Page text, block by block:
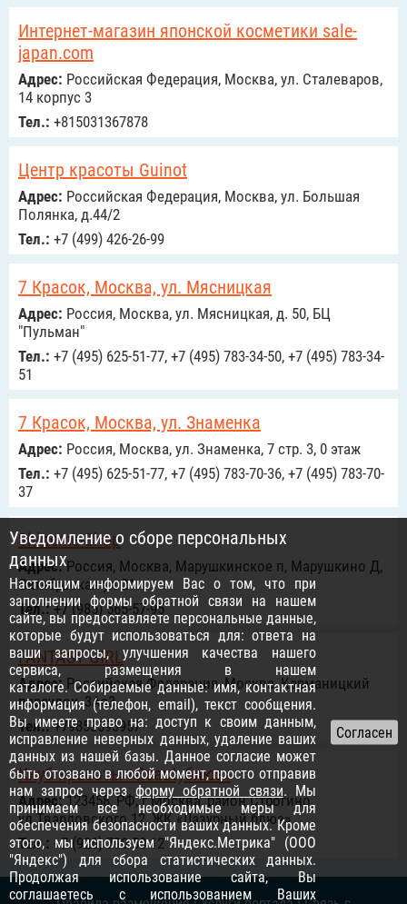
Интернет-магазин японской косметики sale-
japan.com
Адрес: Российcкая Федерация, Москва, ул. Сталеваров,
14 корпус 3
Тел.: +815031367878
Центр красоты Guinot
Адрес: Российcкая Федерация, Москва, ул. Большая
Полянка, д.44/2
Тел.: +7 (499) 426-26-99
7 Красок, Москва, ул. Мясницкая
Адрес: Россия, Москва, ул. Мясницкая, д. 50, БЦ
"Пульман"
Тел.: +7 (495) 625-51-77, +7 (495) 783-34-50, +7 (495) 783-34-
51
7 Красок, Москва, ул. Знаменка
Адрес: Россия, Москва, ул. Знаменка, 7 стр. 3, 0 этаж
Тел.: +7 (495) 625-51-77, +7 (495) 783-70-36, +7 (495) 783-70-
37
Shineme-Shop
Адрес:Россия, Москва, Марушкинское п, Марушкино Д,
Октябрьская ул 21
Тел.:+7 (985) 565-57-95
FANTASY GIRL
Адрес:Российcкая Федерация, Москва, Карманицкий
переулок, 3Ас3
Тел.:+79853593957
Клуб красоты «Beautyблюз»
Адрес:123458, РФ, г.Москва, район Строгино,
ул.Твардовского 12, ЖК «Лазурный блюз»
Тел.: +7 (926) 790 50-12
Уведомление о сборе персональных
данных
Настоящим информируем Вас о том, что при
заполнении формы обратной связи на нашем
сайте, вы предоставляете персональные данные,
которые будут использоваться для: ответа на
ваши запросы, улучшения качества нашего
сервиса, размещения в нашем
каталоге. Собираемые данные: имя, контактная
информация (телефон, email), текст сообщения.
Вы имеете право на: доступ к своим данным,
исправление неверных данных, удаление ваших
данных из нашей базы. Данное согласие может
быть отозвано в любой момент, просто отправив
нам запрос через форму обратной связи. Мы
принимаем все необходимые меры для
обеспечения безопасности ваших данных. Кроме
этого, мы используем "Яндекс.Метрика" (ООО
"Яндекс") для сбора статистических данных.
Продолжая использование сайта, Вы
соглашаетесь с использованием Ваших